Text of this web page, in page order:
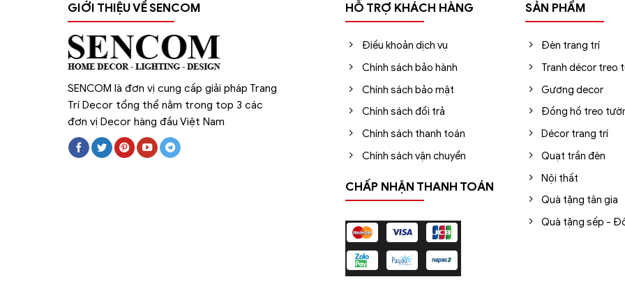
GIỚI THIỆU VỀ SENCOM
SENCOM là đơn vị cung cấp giải pháp Trang
Trí Decor tổng thể nằm trong top 3 các
đơn vị Decor hàng đầu Việt Nam
HỖ TRỢ KHÁCH HÀNG
Điều khoản dịch vụ
Chính sách bảo hành
Chính sách bảo mật
Chính sách đổi trả
Chính sách thanh toán
Chính sách vận chuyển
CHẤP NHẬN THANH TOÁN
SẢN PHẨM
Đèn trang trí
Tranh décor treo
Gương decor
Đồng hồ treo
Décor trang trí
Quạt trần đèn
Nội thất
Quà tặng tân gia
Quà tặng sếp -